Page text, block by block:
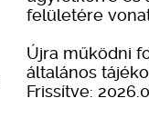
felületére
Újra működni
általános
Frissítve: